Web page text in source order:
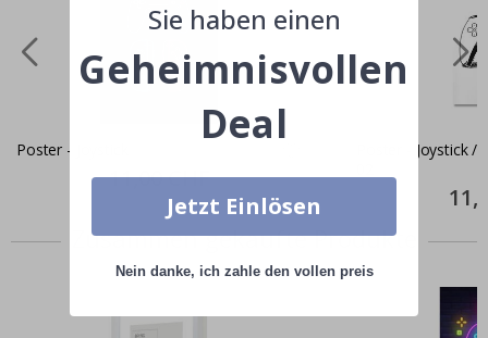
Poster - Joystick
11,00 CHF
Poster - Joystick
Price
Zusammen gekaufte Produkte
Sie haben einen
Geheimnisvollen
Deal
Jetzt Einlösen
Nein danke, ich zahle den vollen preis